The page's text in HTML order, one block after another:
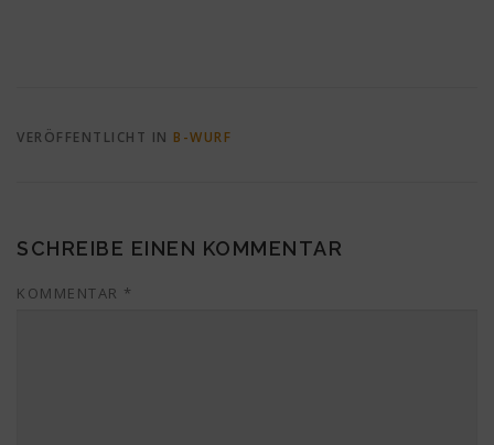
VERÖFFENTLICHT IN B-WURF
SCHREIBE EINEN KOMMENTAR
KOMMENTAR *